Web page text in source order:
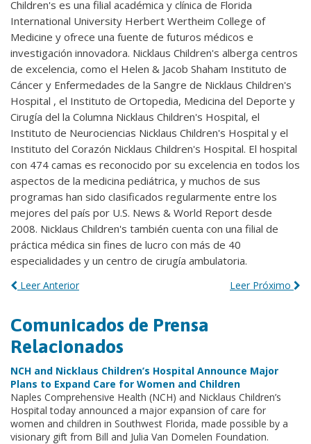
Children's es una filial académica y clínica de Florida
International University Herbert Wertheim College of
Medicine y ofrece una fuente de futuros médicos e
investigación innovadora. Nicklaus Children's alberga centros
de excelencia, como el Helen & Jacob Shaham Instituto de
Cáncer y Enfermedades de la Sangre de Nicklaus Children's
Hospital , el Instituto de Ortopedia, Medicina del Deporte y
Cirugía del la Columna Nicklaus Children's Hospital, el
Instituto de Neurociencias Nicklaus Children's Hospital y el
Instituto del Corazón Nicklaus Children's Hospital. El hospital
con 474 camas es reconocido por su excelencia en todos los
aspectos de la medicina pediátrica, y muchos de sus
programas han sido clasificados regularmente entre los
mejores del país por U.S. News & World Report desde
2008. Nicklaus Children's también cuenta con una filial de
práctica médica sin fines de lucro con más de 40
especialidades y un centro de cirugía ambulatoria.
Leer Anterior Leer Próximo
Comunicados de Prensa
Relacionados
NCH and Nicklaus Children’s Hospital Announce Major
Plans to Expand Care for Women and Children
Naples Comprehensive Health (NCH) and Nicklaus Children’s
Hospital today announced a major expansion of care for
women and children in Southwest Florida, made possible by a
visionary gift from Bill and Julia Van Domelen Foundation.